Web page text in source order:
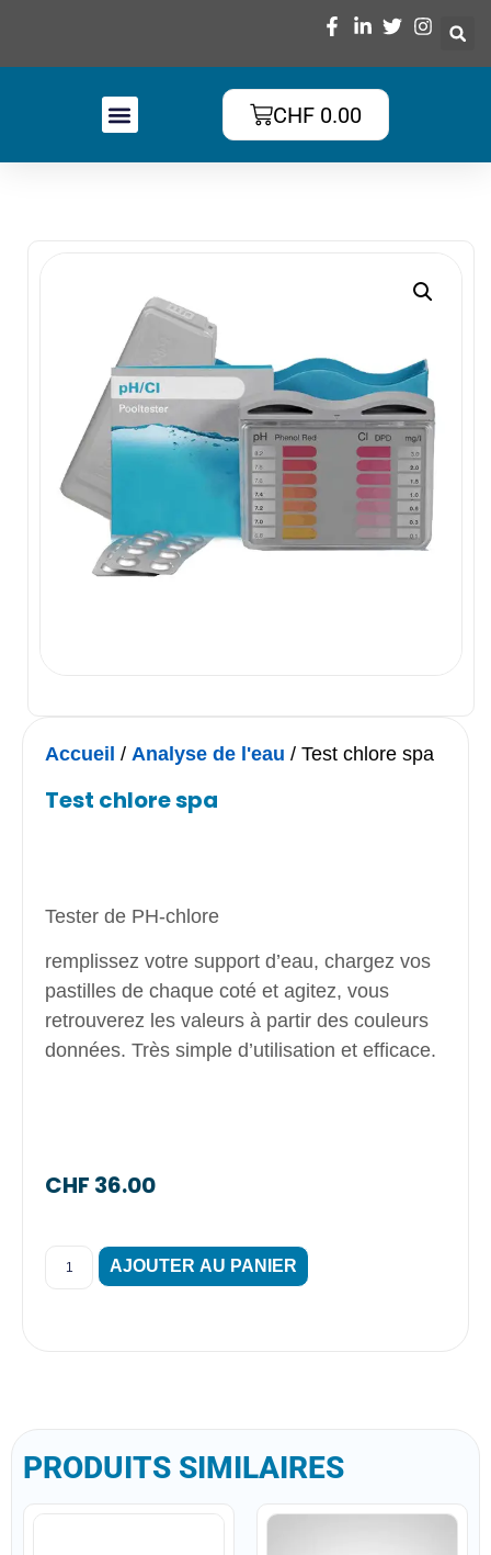
CHF 0.00
Accueil /Analyse de l'eau / Test chlore spa
Test chlore spa
Tester de PH-chlore
remplissez votre support d’eau, chargez vos
pastilles de chaque coté et agitez, vous
retrouverez les valeurs à partir des couleurs
données. Très simple d’utilisation et efficace.
CHF 36.00
AJOUTER AU PANIER
PRODUITS SIMILAIRES